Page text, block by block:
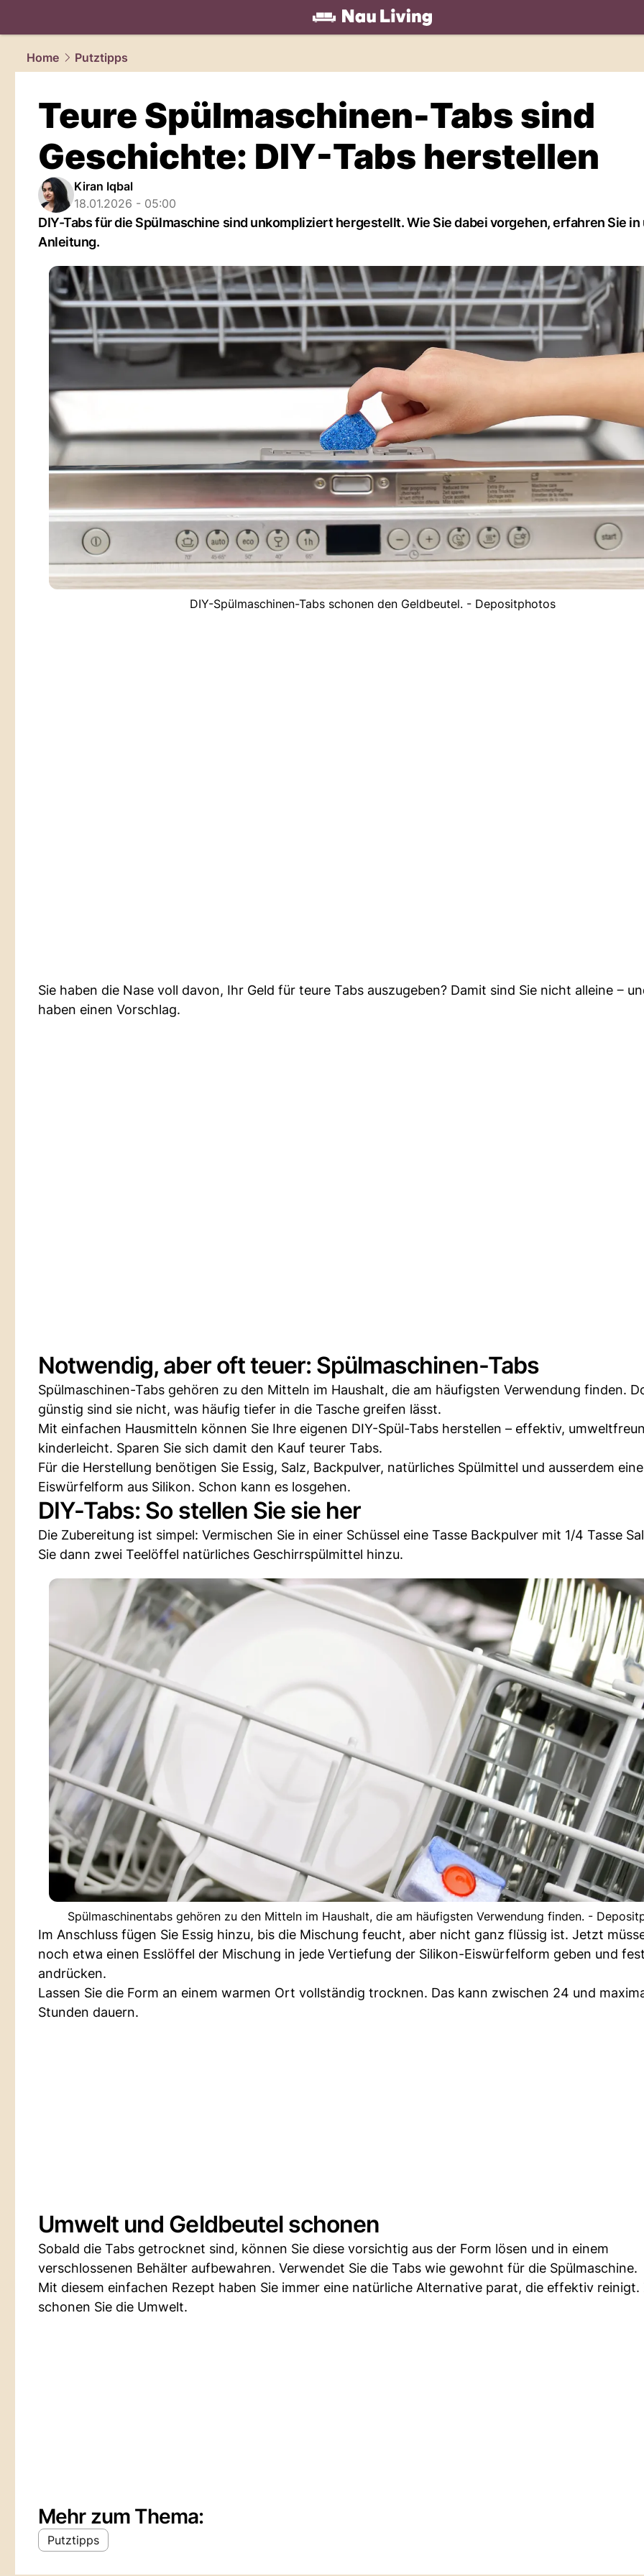
living.NAU.ch
Home
Putztipps
Teure Spülmaschinen-Tabs sind
Geschichte: DIY-Tabs herstellen
Kiran Iqbal
18.01.2026 - 05:00
DIY-Tabs für die Spülmaschine sind unkompliziert hergestellt. Wie Sie dabei vorgehen, erfahren Sie in
Anleitung.
DIY-Spülmaschinen-Tabs schonen den Geldbeutel. - Depositphotos
Sie haben die Nase voll davon, Ihr Geld für teure Tabs auszugeben? Damit sind Sie nicht alleine ‒
haben einen Vorschlag.
Notwendig, aber oft teuer: Spülmaschinen-Tabs
Spülmaschinen-Tabs gehören zu den Mitteln im Haushalt, die am häufigsten Verwendung finden.
günstig sind sie nicht, was häufig tiefer in die Tasche greifen lässt.
Mit einfachen Hausmitteln können Sie Ihre eigenen DIY-Spül-Tabs herstellen – effektiv,
kinderleicht. Sparen Sie sich damit den Kauf teurer Tabs.
Für die Herstellung benötigen Sie Essig, Salz, Backpulver, natürliches Spülmittel und ausserdem eine
Eiswürfelform aus Silikon. Schon kann es losgehen.
DIY-Tabs: So stellen Sie sie her
Die Zubereitung ist simpel: Vermischen Sie in einer Schüssel eine Tasse Backpulver mit 1/4 Tasse
Sie dann zwei Teelöffel natürliches Geschirrspülmittel hinzu.
Spülmaschinentabs gehören zu den Mitteln im Haushalt, die am häufigsten Verwendung finden. -
Im Anschluss fügen Sie Essig hinzu, bis die Mischung feucht, aber nicht ganz flüssig ist. Jetzt
noch etwa einen Esslöffel der Mischung in jede Vertiefung der Silikon-Eiswürfelform geben und fest
andrücken.
Lassen Sie die Form an einem warmen Ort vollständig trocknen. Das kann zwischen 24 und
Stunden dauern.
Umwelt und Geldbeutel schonen
Sobald die Tabs getrocknet sind, können Sie diese vorsichtig aus der Form lösen und in einem
verschlossenen Behälter aufbewahren. Verwendet Sie die Tabs wie gewohnt für die Spülmaschine.
Mit diesem einfachen Rezept haben Sie immer eine natürliche Alternative parat, die effektiv reinigt.
schonen Sie die Umwelt.
Mehr zum Thema:
Putztipps